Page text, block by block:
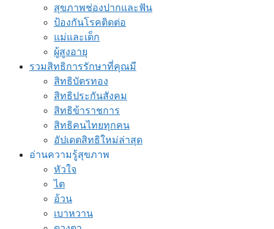
สุขภาพช่องปากและฟัน
ป้องกันโรคติดต่อ
แม่และเด็ก
ผู้สูงอายุ
รวมสิทธิการรักษาที่คุณมี
สิทธิบัตรทอง
สิทธิประกันสังคม
สิทธิข้าราชการ
สิทธิคนไทยทุกคน
อัปเดตสิทธิใหม่ล่าสุด
อ่านความรู้สุขภาพ
หัวใจ
ไต
อ้วน
เบาหวาน